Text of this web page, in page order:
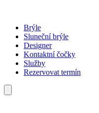
Brýle
Sluneční brýle
Designer
Kontaktní čočky
Služby
Rezervovat termín